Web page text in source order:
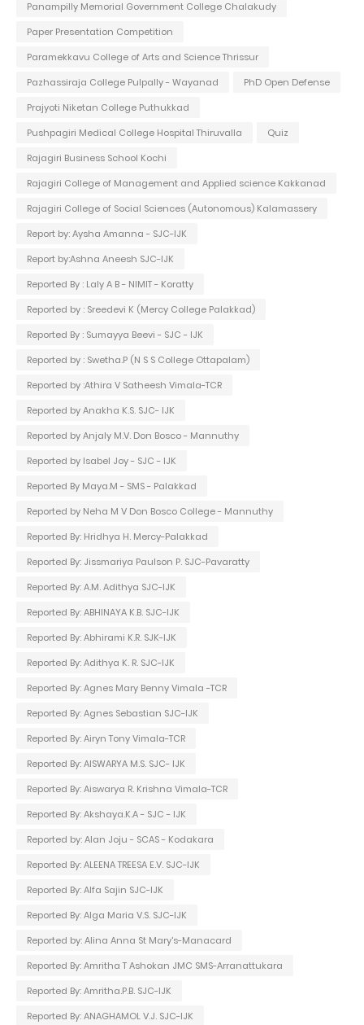
Panampilly Memorial Government College Chalakudy
Paper Presentation Competition
Paramekkavu College of Arts and Science Thrissur
Pazhassiraja College Pulpally - Wayanad
PhD Open Defense
Prajyoti Niketan College Puthukkad
Pushpagiri Medical College Hospital Thiruvalla
Quiz
Rajagiri Business School Kochi
Rajagiri College of Management and Applied science Kakkanad
Rajagiri College of Social Sciences (Autonomous) Kalamassery
Report by: Aysha Amanna - SJC-IJK
Report by:Ashna Aneesh SJC-IJK
Reported By : Laly A B - NIMIT - Koratty
Reported by : Sreedevi K (Mercy College Palakkad)
Reported By : Sumayya Beevi - SJC - IJK
Reported by : Swetha.P (N S S College Ottapalam)
Reported by :Athira V Satheesh Vimala-TCR
Reported by Anakha K.S. SJC- IJK
Reported by Anjaly M.V. Don Bosco - Mannuthy
Reported by Isabel Joy - SJC - IJK
Reported By Maya.M - SMS - Palakkad
Reported by Neha M V Don Bosco College - Mannuthy
Reported By: Hridhya H. Mercy-Palakkad
Reported By: Jissmariya Paulson P. SJC-Pavaratty
Reported By: A.M. Adithya SJC-IJK
Reported By: ABHINAYA K.B. SJC-IJK
Reported By: Abhirami K.R. SJK-IJK
Reported By: Adithya K. R. SJC-IJK
Reported By: Agnes Mary Benny Vimala -TCR
Reported By: Agnes Sebastian SJC-IJK
Reported By: Airyn Tony Vimala-TCR
Reported By: AISWARYA M.S. SJC- IJK
Reported By: Aiswarya R. Krishna Vimala-TCR
Reported By: Akshaya.K.A - SJC - IJK
Reported by: Alan Joju - SCAS - Kodakara
Reported By: ALEENA TREESA E.V. SJC-IJK
Reported By: Alfa Sajin SJC-IJK
Reported By: Alga Maria V.S. SJC-IJK
Reported by: Alina Anna St Mary's-Manacard
Reported By: Amritha T Ashokan JMC SMS-Arranattukara
Reported By: Amritha.P.B. SJC-IJK
Reported By: ANAGHAMOL V.J. SJC-IJK